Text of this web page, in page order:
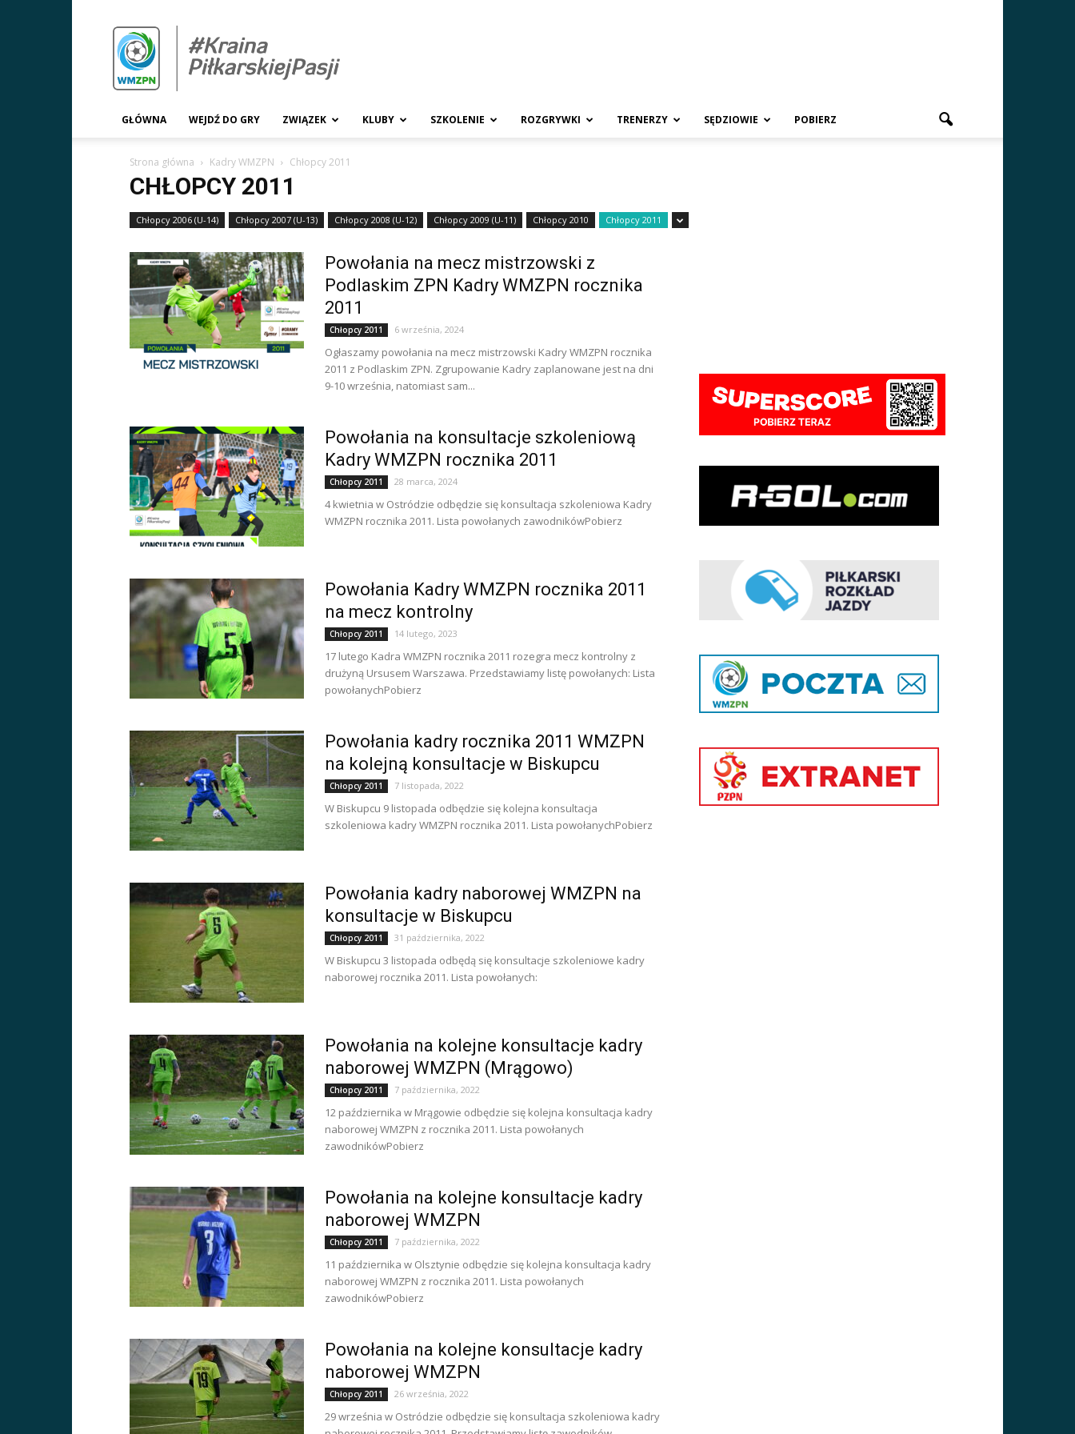
WMZPN.pl
GŁÓWNA WEJDŹ DO GRY ZWIĄZEK KLUBY SZKOLENIE ROZGRYWKI TRENERZY SĘDZIOWIE POBIERZ
Strona główna Kadry WMZPN Chłopcy 2011
CHŁOPCY 2011
Chłopcy 2006 (U-14) Chłopcy 2007 (U-13) Chłopcy 2008 (U-12) Chłopcy 2009 (U-11) Chłopcy 2010 Chłopcy 2011
Powołania na mecz mistrzowski z
Podlaskim ZPN Kadry WMZPN rocznika
2011
Chłopcy 2011 6 września, 2024
Ogłaszamy powołania na mecz mistrzowski Kadry WMZPN rocznika
2011 z Podlaskim ZPN. Zgrupowanie Kadry zaplanowane jest na dni
9-10 września, natomiast sam...
Powołania na konsultacje szkoleniową
Kadry WMZPN rocznika 2011
Chłopcy 2011 28 marca, 2024
4 kwietnia w Ostródzie odbędzie się konsultacja szkoleniowa Kadry
WMZPN rocznika 2011. Lista powołanych zawodnikówPobierz
Powołania Kadry WMZPN rocznika 2011
na mecz kontrolny
Chłopcy 2011 14 lutego, 2023
17 lutego Kadra WMZPN rocznika 2011 rozegra mecz kontrolny z
drużyną Ursusem Warszawa. Przedstawiamy listę powołanych: Lista
powołanychPobierz
Powołania kadry rocznika 2011 WMZPN
na kolejną konsultacje w Biskupcu
Chłopcy 2011 7 listopada, 2022
W Biskupcu 9 listopada odbędzie się kolejna konsultacja
szkoleniowa kadry WMZPN rocznika 2011. Lista powołanychPobierz
Powołania kadry naborowej WMZPN na
konsultacje w Biskupcu
Chłopcy 2011 31 października, 2022
W Biskupcu 3 listopada odbędą się konsultacje szkoleniowe kadry
naborowej rocznika 2011. Lista powołanych:
Powołania na kolejne konsultacje kadry
naborowej WMZPN (Mrągowo)
Chłopcy 2011 7 października, 2022
12 października w Mrągowie odbędzie się kolejna konsultacja kadry
naborowej WMZPN z rocznika 2011. Lista powołanych
zawodnikówPobierz
Powołania na kolejne konsultacje kadry
naborowej WMZPN
Chłopcy 2011 7 października, 2022
11 października w Olsztynie odbędzie się kolejna konsultacja kadry
naborowej WMZPN z rocznika 2011. Lista powołanych
zawodnikówPobierz
Powołania na kolejne konsultacje kadry
naborowej WMZPN
Chłopcy 2011 26 września, 2022
29 września w Ostródzie odbędzie się konsultacja szkoleniowa kadry